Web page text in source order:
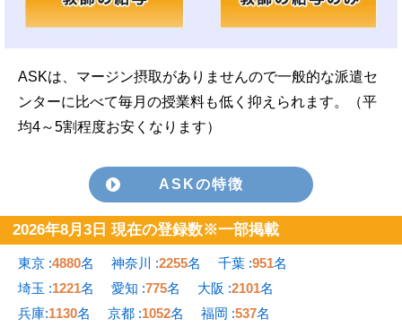
ASKは、マージン摂取がありませんので一般的な派遣セ
ンターに比べて毎月の授業料も低く抑えられます。（平
均4～5割程度お安くなります）
ASKの特徴
2026年8月3日 現在の登録数※一部掲載
東京 :4880名 神奈川 :2255名 千葉 :951名
埼玉 :1221名 愛知 :775名 大阪 :2101名
兵庫:1130名 京都 :1052名 福岡 :537名